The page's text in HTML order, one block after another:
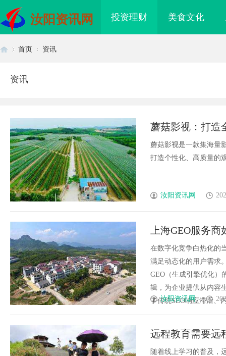
汝阳资讯网 投资理财 美食文化
首页 资讯
资讯
蘑菇影视：打造
蘑菇影视是一款集海量
打造个性化、高质量的
汝阳资讯网
上海GEO服务
在数字化竞争白热化的
满足动态化的用户需求
GEO（生成引擎优化）
辑，为企业提供从内容
了传统SEO响应滞后、
汝阳资讯网
远程教育需要远
随着线上学习的普及，
为您的权益保驾护航 临沂成人高考哪家机构函授站教
靠谱